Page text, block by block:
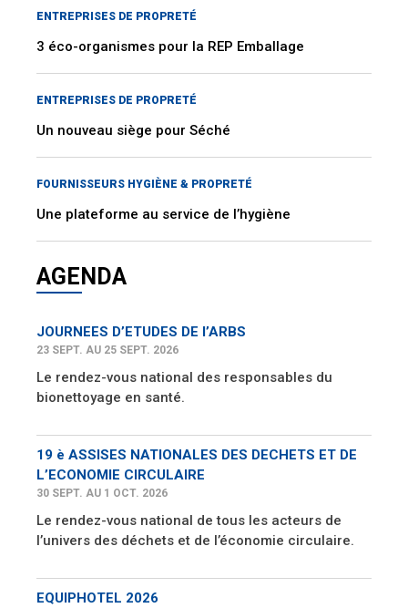
ENTREPRISES DE PROPRETÉ
3 éco-organismes pour la REP Emballage
ENTREPRISES DE PROPRETÉ
Un nouveau siège pour Séché
FOURNISSEURS HYGIÈNE & PROPRETÉ
Une plateforme au service de l’hygiène
AGENDA
JOURNEES D’ETUDES DE l’ARBS
23 SEPT. AU 25 SEPT. 2026
Le rendez-vous national des responsables du
bionettoyage en santé.
19 è ASSISES NATIONALES DES DECHETS ET DE
L’ECONOMIE CIRCULAIRE
30 SEPT. AU 1 OCT. 2026
Le rendez-vous national de tous les acteurs de
l’univers des déchets et de l’économie circulaire.
EQUIPHOTEL 2026